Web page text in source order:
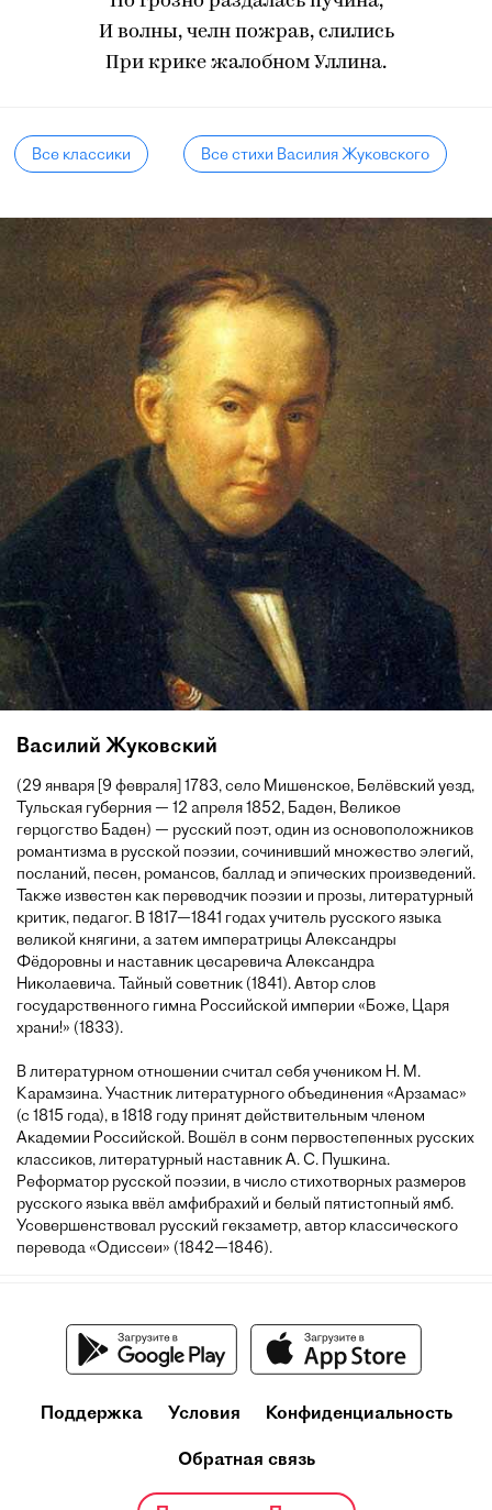
И волны, челн пожрав, слились
При крике жалобном Уллина.
Все классики Все стихи Василия Жуковского
Василий Жуковский
(29 января [9 февраля] 1783, село Мишенское, Белёвский уезд,
Тульская губерния — 12 апреля 1852, Баден, Великое
герцогство Баден) — русский поэт, один из основоположников
романтизма в русской поэзии, сочинивший множество элегий,
посланий, песен, романсов, баллад и эпических произведений.
Также известен как переводчик поэзии и прозы, литературный
критик, педагог. В 1817—1841 годах учитель русского языка
великой княгини, а затем императрицы Александры
Фёдоровны и наставник цесаревича Александра
Николаевича. Тайный советник (1841). Автор слов
государственного гимна Российской империи «Боже, Царя
храни!» (1833).
В литературном отношении считал себя учеником Н. М.
Карамзина. Участник литературного объединения «Арзамас»
(с 1815 года), в 1818 году принят действительным членом
Академии Российской. Вошёл в сонм первостепенных русских
классиков, литературный наставник А. С. Пушкина.
Реформатор русской поэзии, в число стихотворных размеров
русского языка ввёл амфибрахий и белый пятистопный ямб.
Усовершенствовал русский гекзаметр, автор классического
перевода «Одиссеи» (1842—1846).
Поддержка Условия Конфиденциальность
Обратная связь